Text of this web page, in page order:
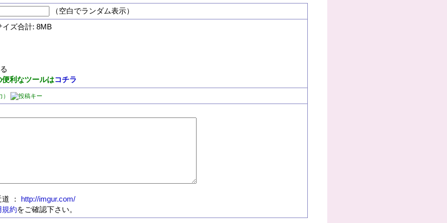
（空白でランダム表示）
ズ合計: 8MB
利なツールはコチラ
： http://imgur.com/
規約をご確認下さい。